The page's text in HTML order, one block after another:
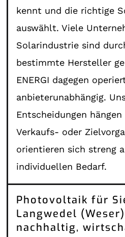
kennt und die richtige
auswählt. Viele
Solarindustrie sind
bestimmte Hersteller
ENERGI dagegen
anbieterunabhängig.
Entscheidungen
Verkaufs- oder
orientieren sich streng
individuellen Bedarf.
Photovoltaik für
Langwedel
nachhaltig,